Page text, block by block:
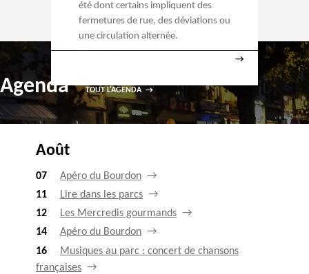
été dont certains impliquent des
fermetures de rue, des déviations ou
une circulation alternée.
→
Agenda TOUT L'AGENDA
Août
07
Apéro du Bourdon
11
Lire dans les parcs
12
Les Mercredis gourmands
14
Apéro du Bourdon
16
Musiques au parc : concert de chansons
françaises